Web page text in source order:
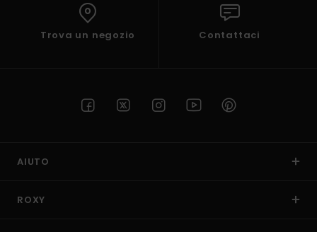
Trova un negozio Contattaci
AIUTO
ROXY